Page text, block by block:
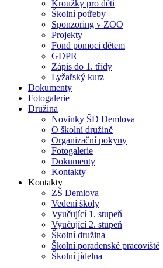
Kroužky pro děti
Školní potřeby
Sponzoring v ZOO
Projekty
Fond pomoci dětem
GDPR
Zápis do 1. třídy
Lyžařský kurz
Dokumenty
Fotogalerie
Družina
Novinky ŠD Demlova
O školní družině
Organizační pokyny
Fotogalerie
Dokumenty
Kontakty
Kontakty
ZŠ Demlova
Vedení školy
Vyučující 1. stupeň
Vyučující 2. stupeň
Školní družina
Školní poradenské pracoviště
Školní jídelna